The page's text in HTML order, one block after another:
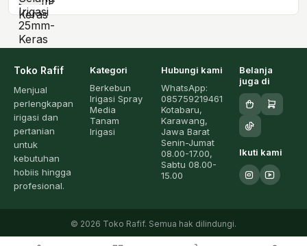
Toko Rafif
Menjual
perlengkapan
irigasi dan
pertanian
untuk
kebutuhan
hobiis hingga
profesional.
Kategori
Berkebun
Irigasi Spray
Media
Tanam
Irigasi
Hubungi kami
WhatsApp:
085759219461
Kotabaru,
Karawang,
Jawa Barat
Senin-Jumat
08.00-17.00,
Sabtu 08.00-
15.00
Belanja
juga di
Ikuti kami
© 2026 Toko Rafif. Semua hak dilindungi.